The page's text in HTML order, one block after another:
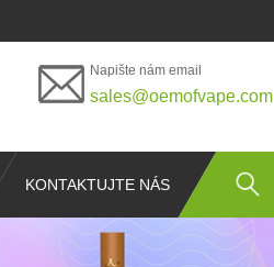
Napište nám email
sales@oemofvape.com
KONTAKTUJTE NÁS